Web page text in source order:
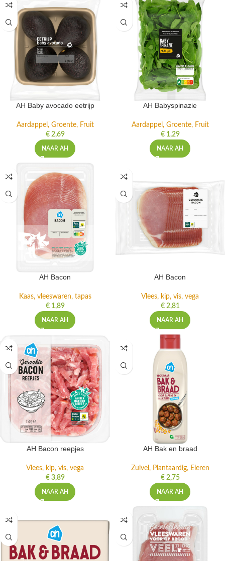
AH Baby avocado eetrijp
Aardappel, Groente, Fruit
€2,69
NAAR AH
AH Babyspinazie
Aardappel, Groente, Fruit
€1,29
NAAR AH
AH Bacon
Kaas, vleeswaren, tapas
€1,89
NAAR AH
AH Bacon
Vlees, kip, vis, vega
€2,81
NAAR AH
AH Bacon reepjes
Vlees, kip, vis, vega
€3,89
NAAR AH
AH Bak en braad
Zuivel, Plantaardig, Eieren
€2,75
NAAR AH